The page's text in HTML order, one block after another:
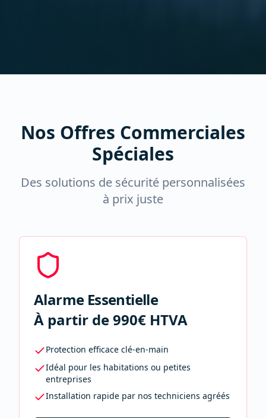
Nos Offres Commerciales
Spéciales
Des solutions de sécurité personnalisées
à prix juste
Alarme Essentielle
À partir de 990€ HTVA
Protection efficace clé-en-main
Idéal pour les habitations ou petites
entreprises
Installation rapide par nos techniciens agréés